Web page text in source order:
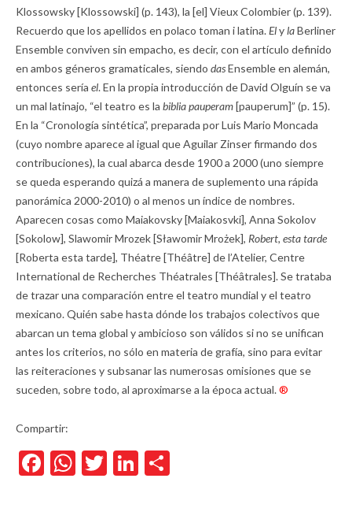
Klossowsky [Klossowski] (p. 143), la [el] Vieux Colombier (p. 139).
Recuerdo que los apellidos en polaco toman i latina.ElylaBerliner
Ensemble conviven sin empacho, es decir, con el artículo definido
en ambos géneros gramaticales, siendo dasEnsemble en alemán,
entonces sería el. En la propia introducción de David Olguín se va
un mal latinajo, “el teatro es la biblia pauperam[pauperum]” (p. 15).
En la “Cronología sintética”, preparada por Luis Mario Moncada
(cuyo nombre aparece al igual que Aguilar Zinser firmando dos
contribuciones), la cual abarca desde 1900 a 2000 (uno siempre
se queda esperando quizá a manera de suplemento una rápida
panorámica 2000-2010) o al menos un índice de nombres.
Aparecen cosas como Maiakovsky [Maiakosvki], Anna Sokolov
[Sokolow], Slawomir Mrozek [Sławomir Mrożek], Robert, esta tarde
[Roberta esta tarde], Théatre [Théâtre] de l’Atelier, Centre
International de Recherches Théatrales [Théâtrales]. Se trataba
de trazar una comparación entre el teatro mundial y el teatro
mexicano. Quién sabe hasta dónde los trabajos colectivos que
abarcan un tema global y ambicioso son válidos si no se unifican
antes los criterios, no sólo en materia de grafía, sino para evitar
las reiteraciones y subsanar las numerosas omisiones que se
suceden, sobre todo, al aproximarse a la época actual.®
Compartir:
Facebook
WhatsApp
TwitterLinkedIn